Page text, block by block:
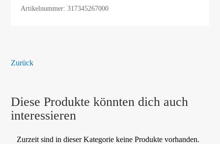
Artikelnummer: 317345267000
Zurück
Diese Produkte könnten dich auch
interessieren
Zurzeit sind in dieser Kategorie keine Produkte vorhanden.